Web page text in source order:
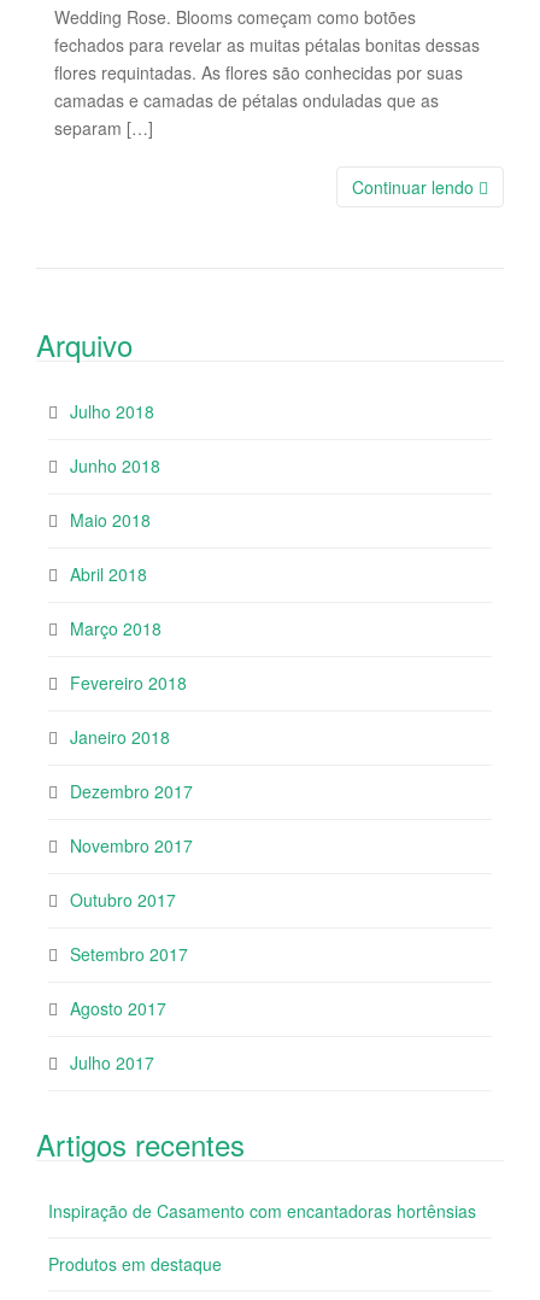
Wedding Rose. Blooms começam como botões
fechados para revelar as muitas pétalas bonitas dessas
flores requintadas. As flores são conhecidas por suas
camadas e camadas de pétalas onduladas que as
separam […]
Continuar lendo
Arquivo
Julho 2018
Junho 2018
Maio 2018
Abril 2018
Março 2018
Fevereiro 2018
Janeiro 2018
Dezembro 2017
Novembro 2017
Outubro 2017
Setembro 2017
Agosto 2017
Julho 2017
Artigos recentes
Inspiração de Casamento com encantadoras hortênsias
Produtos em destaque